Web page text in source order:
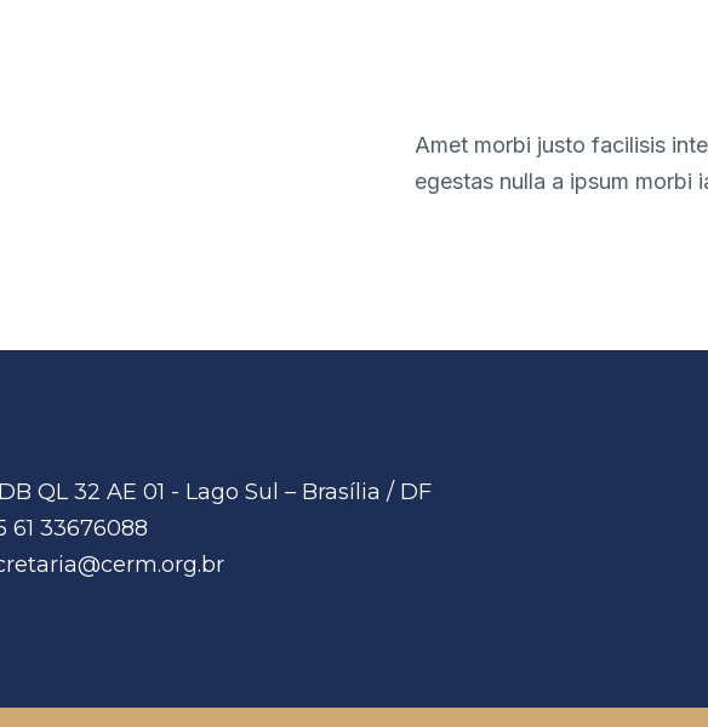
Amet morbi justo facilisis
egestas nulla a ipsum morbi
QL 32 AE 01 - Lago Sul – Brasília / DF
61 33676088